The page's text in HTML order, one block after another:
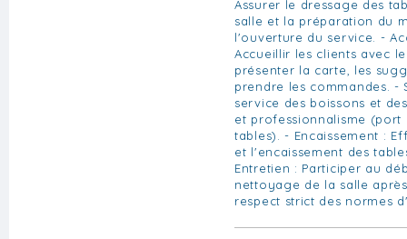
Assurer le dressage des
salle et la préparation du
l'ouverture du service. -
Accueillir les clients avec
présenter la carte, les
prendre les commandes. -
service des boissons et
et professionnalisme (port
tables). - Encaissement :
et l'encaissement des
Entretien : Participer au
nettoyage de la salle
respect strict des normes